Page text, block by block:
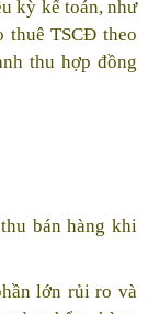
kỳ kế toán, như
thuê TSCĐ theo
thu hợp đồng
bán hàng khi
lớn rủi ro và